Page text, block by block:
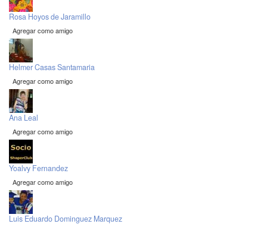
Rosa Hoyos de Jaramillo
Agregar como amigo
Helmer Casas Santamaria
Agregar como amigo
Ana Leal
Agregar como amigo
Yoalvy Fernandez
Agregar como amigo
Luis Eduardo Dominguez Marquez